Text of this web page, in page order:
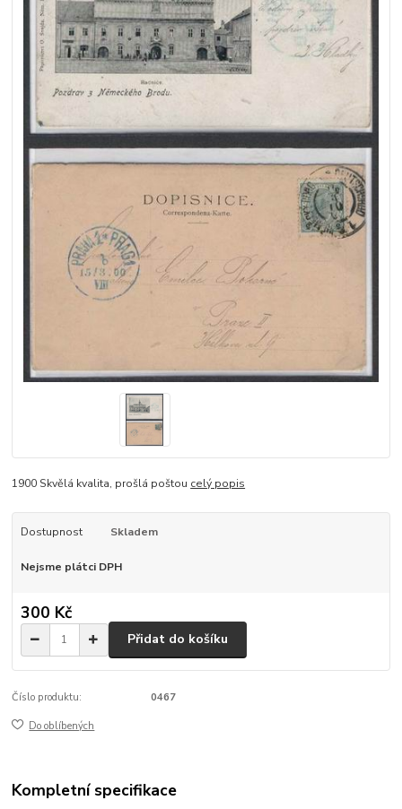
1900 Skvělá kvalita, prošlá poštou celý popis
Dostupnost Skladem
Nejsme plátci DPH
300 Kč
Přidat do košíku
Číslo produktu: 0467
Do oblíbených
Kompletní specifikace